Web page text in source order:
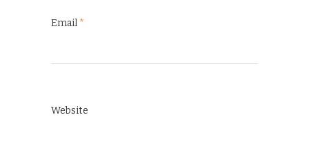
Email *
Website